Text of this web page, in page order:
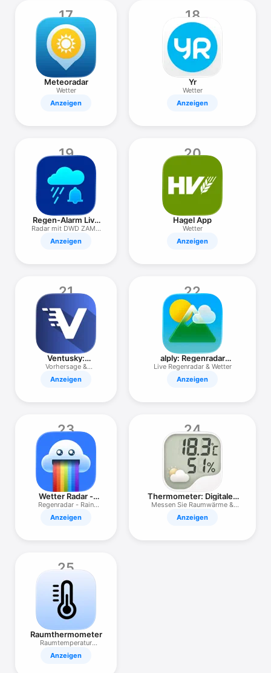
17
Meteoradar
Wetter
Anzeigen
18
Yr
Wetter
Anzeigen
19
Regen-Alarm Live
Wetterradar
Radar mit DWD ZAMG
MeteoSwiss
Anzeigen
20
Hagel App
Wetter
Anzeigen
21
Ventusky:
Wetterkarte &
Radar
Vorhersage &
Warnungen & Sturm
Anzeigen
22
alply: Regenradar
Österreich
Live Regenradar & Wetter
Anzeigen
23
Wetter Radar -
Rainbow Weather
Regenradar - Rain
Today Alert
Anzeigen
24
Thermometer: Digitales
Zimmer
Messen Sie Raumwärme &
Wetter!
Anzeigen
25
Raumthermometer
Raumtemperatur
Messen
Anzeigen